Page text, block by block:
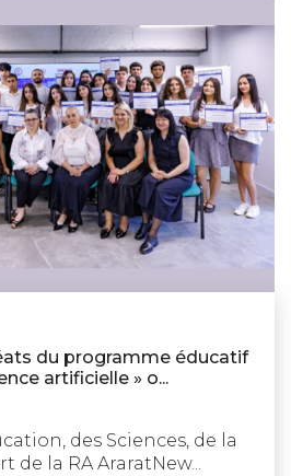
du programme éducatif
artificielle » o...
des Sciences, de la
de la RA AraratNew...